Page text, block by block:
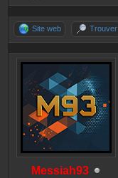
Site web Trouver
Messiah93